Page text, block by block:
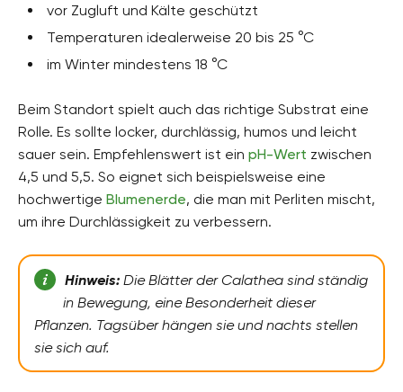
vor Zugluft und Kälte geschützt
Temperaturen idealerweise 20 bis 25 °C
im Winter mindestens 18 °C
Beim Standort spielt auch das richtige Substrat eine
Rolle. Es sollte locker, durchlässig, humos und leicht
sauer sein. Empfehlenswert ist ein pH-Wert zwischen
4,5 und 5,5. So eignet sich beispielsweise eine
hochwertige Blumenerde, die man mit Perliten mischt,
um ihre Durchlässigkeit zu verbessern.
Hinweis:Die Blätter der Calathea sind ständig
in Bewegung, eine Besonderheit dieser
Pflanzen. Tagsüber hängen sie und nachts stellen
sie sich auf.